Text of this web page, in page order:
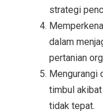
strategi
dalam
pertanian
Mengurangi
timbul
tidak tepat.